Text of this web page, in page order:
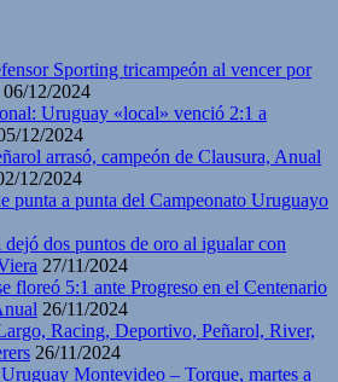
Sporting tricampeón al vencer por
06/12/2024
Uruguay «local» venció 2:1 a
12/2024
arrasó, campeón de Clausura, Anual
12/2024
punta a punta del Campeonato Uruguayo
dos puntos de oro al igualar con
27/11/2024
floreó 5:1 ante Progreso en el Centenario
26/11/2024
Racing, Deportivo, Peñarol, River,
26/11/2024
Montevideo – Torque, martes a